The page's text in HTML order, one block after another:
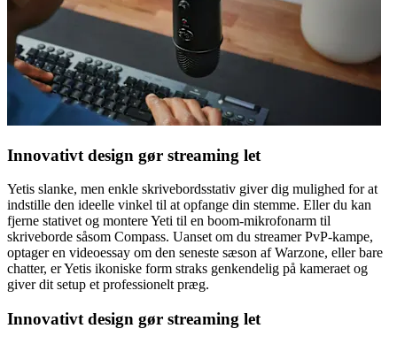
Innovativt design gør streaming let
Yetis slanke, men enkle skrivebordsstativ giver dig mulighed for at
indstille den ideelle vinkel til at opfange din stemme. Eller du kan
fjerne stativet og montere Yeti til en boom-mikrofonarm til
skriveborde såsom Compass. Uanset om du streamer PvP-kampe,
optager en videoessay om den seneste sæson af Warzone, eller bare
chatter, er Yetis ikoniske form straks genkendelig på kameraet og
giver dit setup et professionelt præg.
Innovativt design gør streaming let